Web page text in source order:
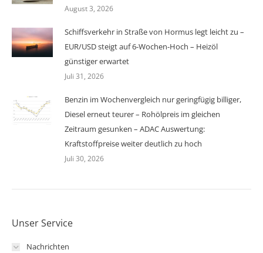
August 3, 2026
Schiffsverkehr in Straße von Hormus legt leicht zu –
EUR/USD steigt auf 6-Wochen-Hoch – Heizöl
günstiger erwartet
Juli 31, 2026
Benzin im Wochenvergleich nur geringfügig billiger,
Diesel erneut teurer – Rohölpreis im gleichen
Zeitraum gesunken – ADAC Auswertung:
Kraftstoffpreise weiter deutlich zu hoch
Juli 30, 2026
Unser Service
Nachrichten